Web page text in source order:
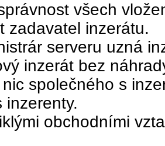
všech
zadavatel inzerátu.
serveru uzná
inzerát bez
společného s
inzerenty.
obchodními